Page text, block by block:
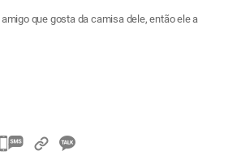
que gosta da camisa dele, então ele a
카